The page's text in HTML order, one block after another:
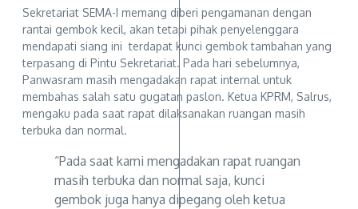
Sekretariat SEMA-I memang diberi pengamanan dengan
rantai gembok kecil, akan tetapi pihak penyelenggara
mendapati siang ini terdapat kunci gembok tambahan yang
terpasang di Pintu Sekretariat. Pada hari sebelumnya,
Panwasram masih mengadakan rapat internal untuk
membahas salah satu gugatan paslon. Ketua KPRM, Salrus,
mengaku pada saat rapat dilaksanakan ruangan masih
terbuka dan normal.
“Pada saat kami mengadakan rapat ruangan
masih terbuka dan normal saja, kunci
gembok juga hanya dipegang oleh ketua